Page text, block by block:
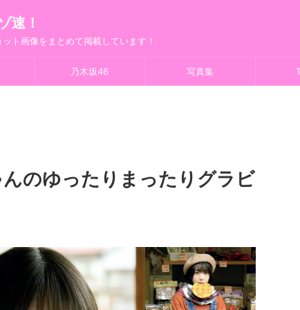
速！
ト画像をまとめて掲載しています！
乃木坂46 写真集
のゆったりまったりグラビ